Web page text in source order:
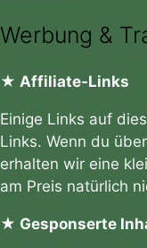
Werbung &
★ Affiliate-Links
Einige Links auf
Links. Wenn du
erhalten wir eine
am Preis natürlich
★ Gesponserte